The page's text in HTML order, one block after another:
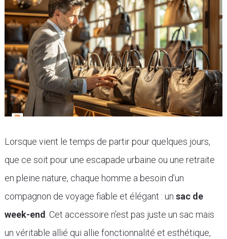
Lorsque vient le temps de partir pour quelques jours,
que ce soit pour une escapade urbaine ou une retraite
en pleine nature, chaque homme a besoin d’un
compagnon de voyage fiable et élégant : un sac de
week-end . Cet accessoire n’est pas juste un sac mais
un véritable allié qui allie fonctionnalité et esthétique,